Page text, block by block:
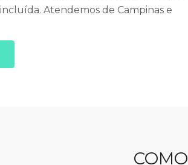
Atendemos de Campinas e
COMO